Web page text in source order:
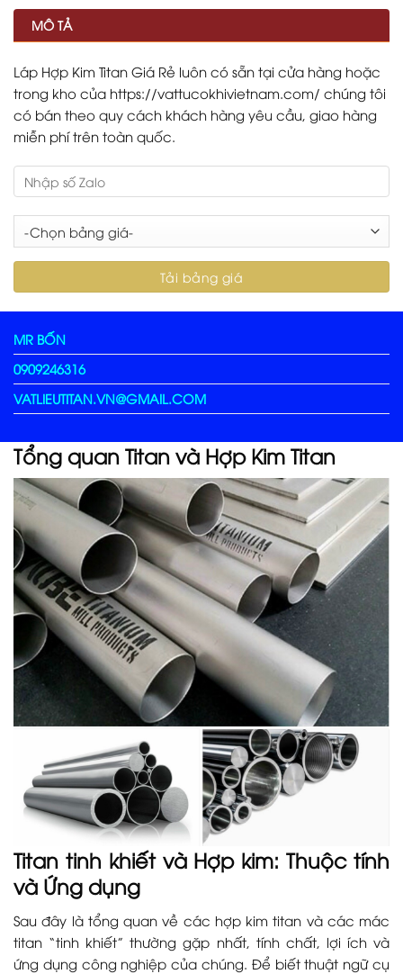
MÔ TẢ
Láp Hợp Kim Titan Giá Rẻ luôn có sẵn tại cửa hàng hoặc
trong kho của https://vattucokhivietnam.com/ chúng tôi
có bán theo quy cách khách hàng yêu cầu, giao hàng
miễn phí trên toàn quốc.
MR BỐN
0909246316
VATLIEUTITAN.VN@GMAIL.COM
Tổng quan Titan và Hợp Kim Titan
Titan tinh khiết và Hợp kim: Thuộc tính
và Ứng dụng
Sau đây là tổng quan về các hợp kim titan và các mác
titan “tinh khiết” thường gặp nhất, tính chất, lợi ích và
ứng dụng công nghiệp của chúng. Để biết thuật ngữ cụ